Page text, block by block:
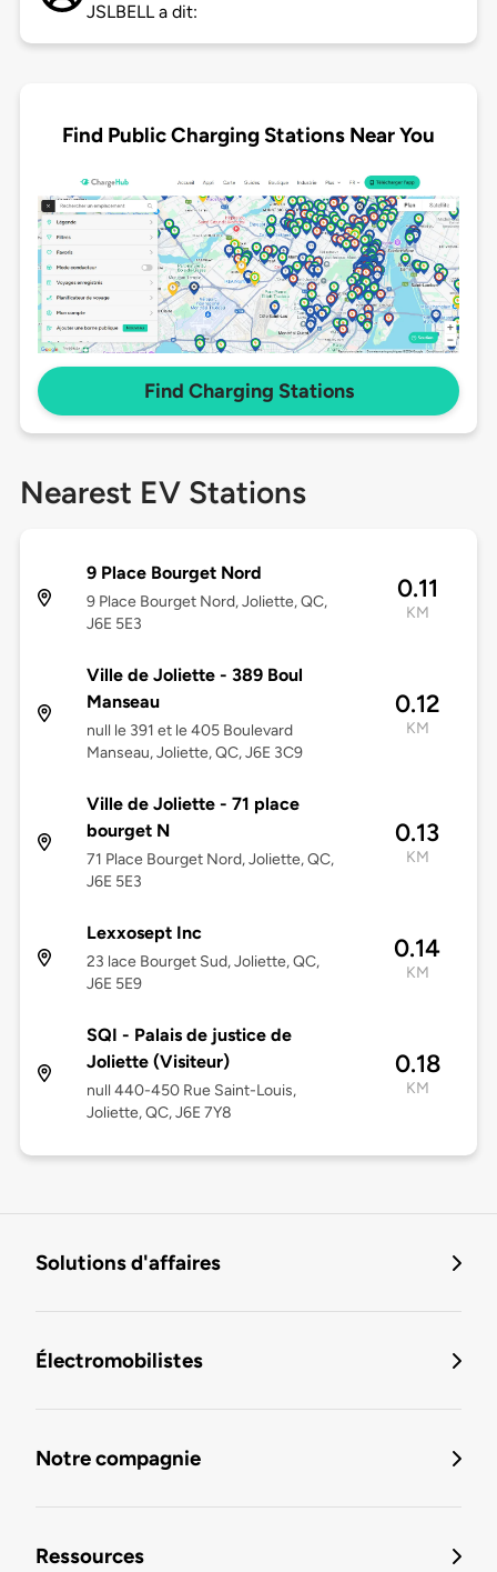
JSLBELL a dit:
Find Public Charging Stations Near You
Find Charging Stations
Nearest EV Stations
9 Place Bourget Nord
9 Place Bourget Nord, Joliette, QC,
J6E 5E3
0.11
KM
Ville de Joliette - 389 Boul
Manseau
null le 391 et le 405 Boulevard
Manseau, Joliette, QC, J6E 3C9
0.12
KM
Ville de Joliette - 71 place
bourget N
71 Place Bourget Nord, Joliette, QC,
J6E 5E3
0.13
KM
Lexxosept Inc
23 lace Bourget Sud, Joliette, QC,
J6E 5E9
0.14
KM
SQI - Palais de justice de
Joliette (Visiteur)
null 440-450 Rue Saint-Louis,
Joliette, QC, J6E 7Y8
0.18
KM
Solutions d'affaires
Électromobilistes
Notre compagnie
Ressources